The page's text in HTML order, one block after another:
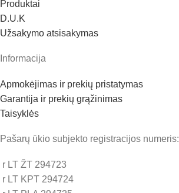
Produktai
D.U.K
Užsakymo atsisakymas
Informacija
Apmokėjimas ir prekių pristatymas
Garantija ir prekių grąžinimas
Taisyklės
Pašarų ūkio subjekto registracijos numeris:
r LT ŽT 294723
r LT KPT 294724